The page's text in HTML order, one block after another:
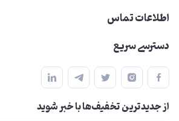
اطلاعات تماس
09210446578
herzeonline@gmail.com
مشهد مقدس ،خیابان امام رضا(ع) ، حرم مطهر
امام رضا (ع)
دسترسی سریع
حساب کاربری
مجله فروشگاه
لیست محصولات
از جدید‌ترین تخفیف‌ها با‌ خبر شوید